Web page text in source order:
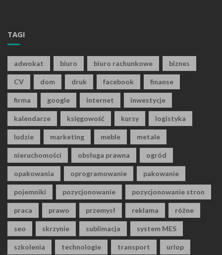
TAGI
adwokat biuro biuro rachunkowe biznes
CV dom druk facebook finanse
firma google internet inwestycje
kalendarze księgowość kursy logistyka
ludzie marketing meble metale
nieruchomości obsługa prawna ogród
opakowania oprogramowanie pakowanie
pojemniki pozycjonowanie pozycjonowanie stron
praca prawo przemysł reklama różne
seo skrzynie sublimacja system MES
szkolenia technologie transport urlop